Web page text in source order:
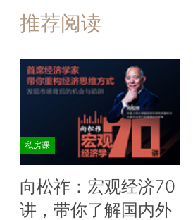
推荐阅读
私房课
向松祚：宏观经济70
讲，带你了解国内外